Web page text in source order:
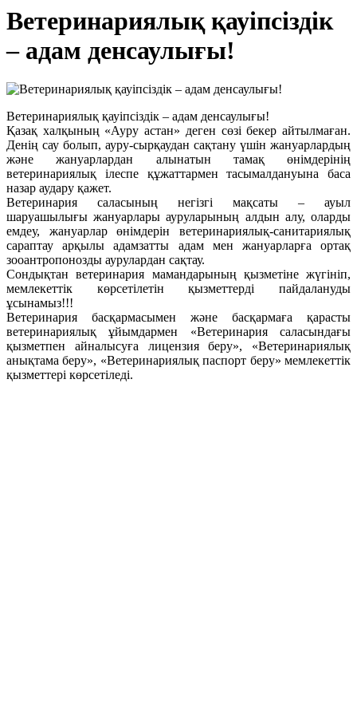
Ветеринариялық қауіпсіздік
– адам денсаулығы!
Ветеринариялық қауіпсіздік – адам денсаулығы!
Қазақ халқының «Ауру астан» деген сөзі бекер айтылмаған.
Денің сау болып, ауру-сырқаудан сақтану үшін жануарлардың
және жануарлардан алынатын тамақ өнімдерінің
ветеринариялық ілеспе құжаттармен тасымалдануына баса
назар аудару қажет.
Ветеринария саласының негізгі мақсаты – ауыл
шаруашылығы жануарлары ауруларының алдын алу, оларды
емдеу, жануарлар өнімдерін ветеринариялық-санитариялық
сараптау арқылы адамзатты адам мен жануарларға ортақ
зооантропонозды аурулардан сақтау.
Сондықтан ветеринария мамандарының қызметіне жүгініп,
мемлекеттік көрсетілетін қызметтерді пайдалануды
ұсынамыз!!!
Ветеринария басқармасымен және басқармаға қарасты
ветеринариялық ұйымдармен «Ветеринария саласындағы
қызметпен айналысуға лицензия беру», «Ветеринариялық
анықтама беру», «Ветеринариялық паспорт беру» мемлекеттік
қызметтері көрсетіледі.